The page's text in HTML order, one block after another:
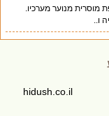
מנוער מערכיו.
hidush.co.il